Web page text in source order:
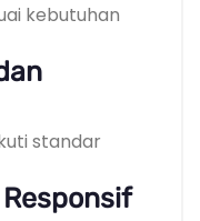
kebutuhan
standar